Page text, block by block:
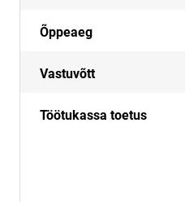
Õppeaeg
Vastuvõtt
Töötukassa toetus